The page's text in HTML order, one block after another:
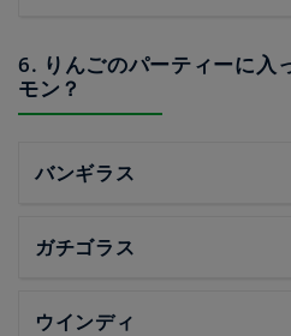
6. りんごのパーティーに入
モン？
バンギラス
ガチゴラス
ウインディ